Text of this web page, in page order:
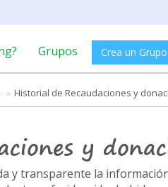
Grupos Crea un Grupo
Historial de Recaudaciones y
y
y transparente la